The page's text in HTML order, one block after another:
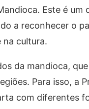
Este é um
a reconhecer o
na cultura.
da mandioca,
Para isso, a
com diferentes